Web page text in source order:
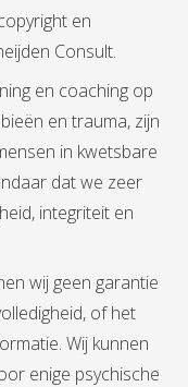
en
Consult.
en coaching op
en trauma, zijn
in kwetsbare
dat we zeer
integriteit en
wij geen garantie
of het
Wij kunnen
enige psychische